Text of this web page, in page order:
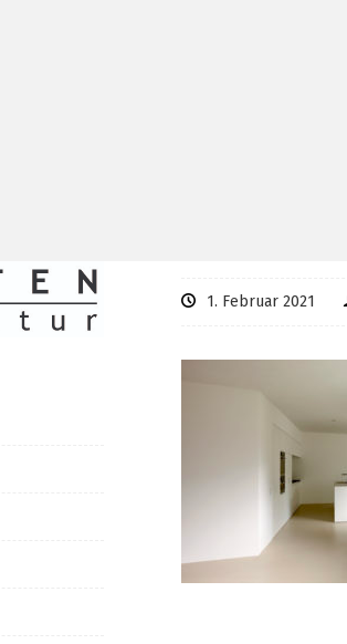
1. Februar 2021